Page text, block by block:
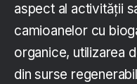
aspect al activității
camioanelor cu
organice, utilizarea
din surse